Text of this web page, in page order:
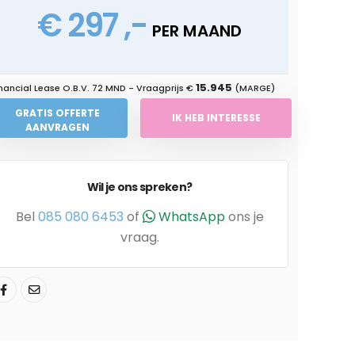
€ 297 ,- PER MAAND
Lease O.B.V. 72 MND - Vraagprijs €15.945 (MARGE)
GRATIS OFFERTE
AANVRAGEN
IK HEB INTERESSE
Wil je ons spreken?
Bel 085 080 6453 of WhatsAppons je
vraag.